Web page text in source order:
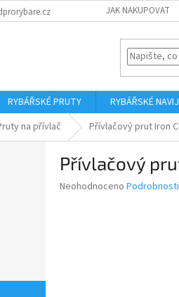
JAK NAKUPOVAT
RYBÁŘSKÉ PRUTY RYBÁŘSKÉ
na přívlač Přívlačový prut Iron
Přívlačový
Průměrné
Neohodnoceno